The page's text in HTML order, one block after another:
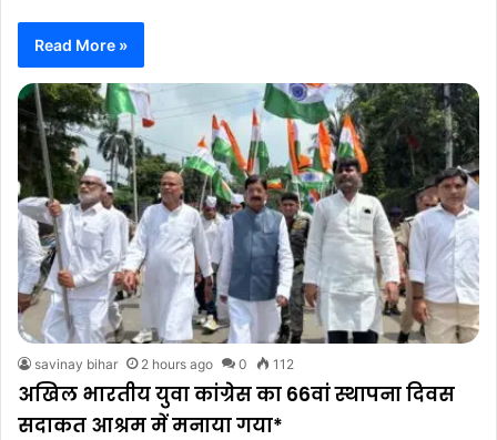
Read More »
savinay bihar 2 hours ago 0 112
अखिल भारतीय युवा कांग्रेस का 66वां स्थापना दिवस
सदाकत आश्रम में मनाया गया*